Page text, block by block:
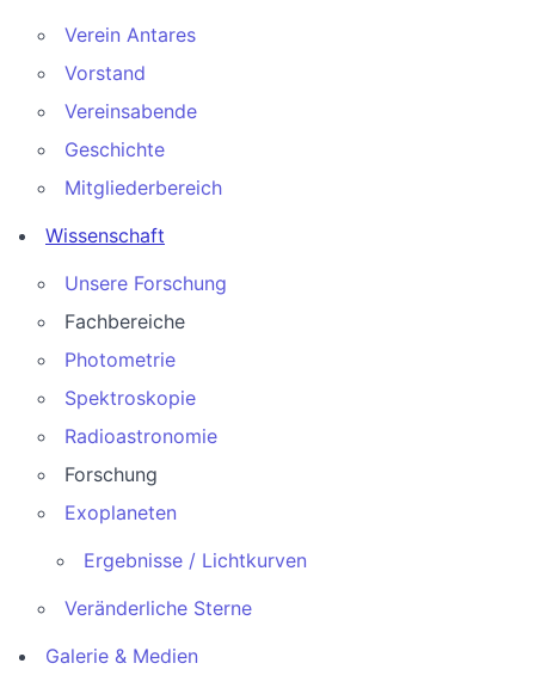
Verein Antares
Vorstand
Vereinsabende
Geschichte
Mitgliederbereich
Wissenschaft
Unsere Forschung
Fachbereiche
Photometrie
Spektroskopie
Radioastronomie
Forschung
Exoplaneten
Ergebnisse / Lichtkurven
Veränderliche Sterne
Galerie & Medien